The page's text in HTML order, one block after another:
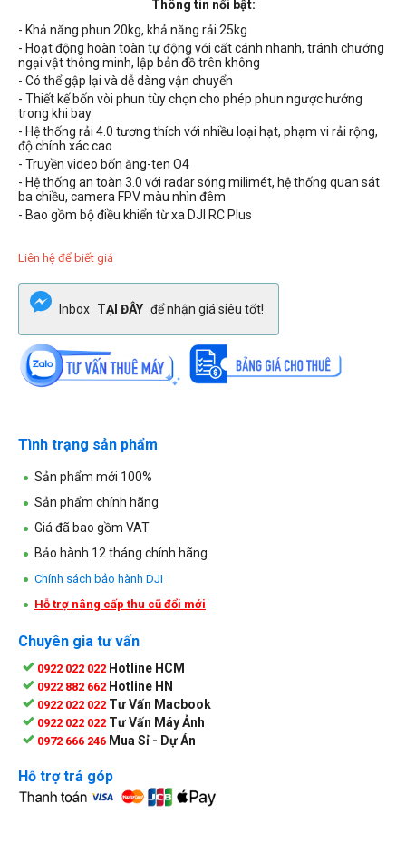
Thông tin nổi bật:
- Khả năng phun 20kg, khả năng rải 25kg
- Hoạt động hoàn toàn tự động với cất cánh nhanh, tránh chướng
ngại vật thông minh, lập bản đồ trên không
- Có thể gập lại và dễ dàng vận chuyển
- Thiết kế bốn vòi phun tùy chọn cho phép phun ngược hướng
trong khi bay
- Hệ thống rải 4.0 tương thích với nhiều loại hạt, phạm vi rải rộng,
độ chính xác cao
- Truyền video bốn ăng-ten O4
- Hệ thống an toàn 3.0 với radar sóng milimét, hệ thống quan sát
ba chiều, camera FPV màu nhìn đêm
- Bao gồm bộ điều khiển từ xa DJI RC Plus
Liên hệ để biết giá
Inbox TẠI ĐÂY để nhận giá siêu tốt!
Tình trạng sản phẩm
Sản phẩm mới 100%
Sản phẩm chính hãng
Giá đã bao gồm VAT
Bảo hành 12 tháng chính hãng
Chính sách bảo hành DJI
Hỗ trợ nâng cấp thu cũ đổi mới
Chuyên gia tư vấn
0922 022 022 Hotline HCM
0922 882 662 Hotline HN
0922 022 022 Tư Vấn Macbook
0922 022 022 Tư Vấn Máy Ảnh
0972 666 246 Mua Sỉ - Dự Án
Hỗ trợ trả góp